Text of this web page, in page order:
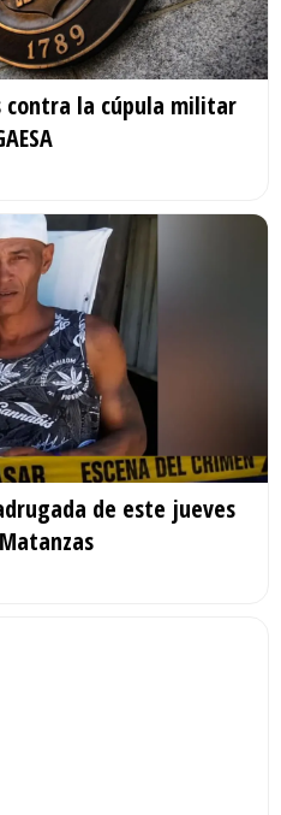
contra la cúpula militar
de este jueves